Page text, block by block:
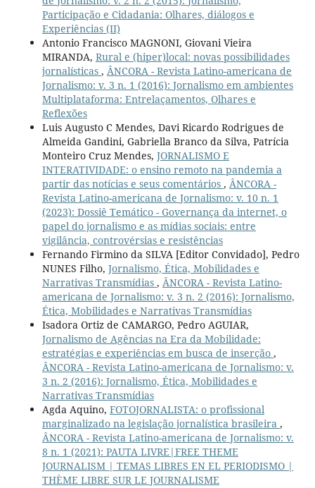
Participação e Cidadania: Olhares, diálogos e
Experiências (II)
Antonio Francisco MAGNONI, Giovani Vieira
MIRANDA, Rural e (hiper)local: novas possibilidades
jornalísticas , ÂNCORA - Revista Latino-americana de
Jornalismo: v. 3 n. 1 (2016): Jornalismo em ambientes
Multiplataforma: Entrelaçamentos, Olhares e
Reflexões
Luis Augusto C Mendes, Davi Ricardo Rodrigues de
Almeida Gandini, Gabriella Branco da Silva, Patrícia
Monteiro Cruz Mendes, JORNALISMO E
INTERATIVIDADE: o ensino remoto na pandemia a
partir das notícias e seus comentários , ÂNCORA -
Revista Latino-americana de Jornalismo: v. 10 n. 1
(2023): Dossiê Temático - Governança da internet, o
papel do jornalismo e as mídias sociais: entre
vigilância, controvérsias e resistências
Fernando Firmino da SILVA [Editor Convidado], Pedro
NUNES Filho, Jornalismo, Ética, Mobilidades e
Narrativas Transmídias , ÂNCORA - Revista Latino-
americana de Jornalismo: v. 3 n. 2 (2016): Jornalismo,
Ética, Mobilidades e Narrativas Transmídias
Isadora Ortiz de CAMARGO, Pedro AGUIAR,
Jornalismo de Agências na Era da Mobilidade:
estratégias e experiências em busca de inserção ,
ÂNCORA - Revista Latino-americana de Jornalismo: v.
3 n. 2 (2016): Jornalismo, Ética, Mobilidades e
Narrativas Transmídias
Agda Aquino, FOTOJORNALISTA: o profissional
marginalizado na legislação jornalística brasileira ,
ÂNCORA - Revista Latino-americana de Jornalismo: v.
8 n. 1 (2021): PAUTA LIVRE|FREE THEME
JOURNALISM | TEMAS LIBRES EN EL PERIODISMO |
THÈME LIBRE SUR LE JOURNALISME